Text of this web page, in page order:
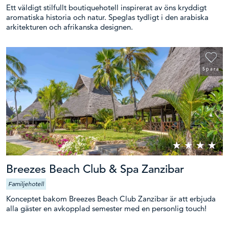
Budget, per person
Eventuella önskemål
Prenumerera på vårt nyhetsbrev
Att skicka formuläret innebär att du samtycker till vår
Ett väldigt stilfullt boutiquehotell inspirerat av öns kryddigt
aromatiska historia och natur. Speglas tydligt i den arabiska
arkitekturen och afrikanska designen.
Spara
Breezes Beach Club & Spa Zanzibar
Familjehotell
Konceptet bakom Breezes Beach Club Zanzibar är att erbjuda
alla gäster en avkopplad semester med en personlig touch!